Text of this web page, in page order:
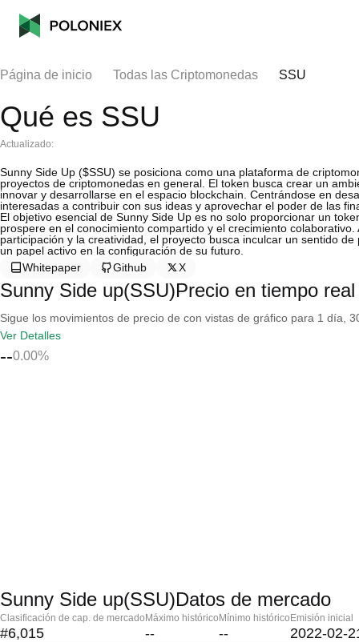
Página de inicio Todas las Criptomonedas SSU
Qué es SSU
Actualizado:
Sunny Side Up ($SSU) se posiciona como una plataforma de
proyectos de criptomonedas en general. El token busca crear un
innovar y desarrollarse en el espacio blockchain. Centrándose en
interesadas a contribuir con sus ideas y aprovechar el poder de las
El objetivo esencial de Sunny Side Up es no solo proporcionar un
prospere en el conocimiento compartido y el crecimiento
participación y la creatividad, el proyecto busca inculcar un sentido
un papel activo en la configuración de su futuro.
Whitepaper
Github X
Sunny Side up(SSU)Precio en tiempo real
Sigue los movimientos de precio de con vistas de gráfico para 1 día,
Ver Detalles
--0.00%
Sunny Side up(SSU)Datos de mercado
Clasificación de cap. de mercado
#6,015
Máximo histórico
--
Mínimo histórico
--
Emisión inicial
2022-02-